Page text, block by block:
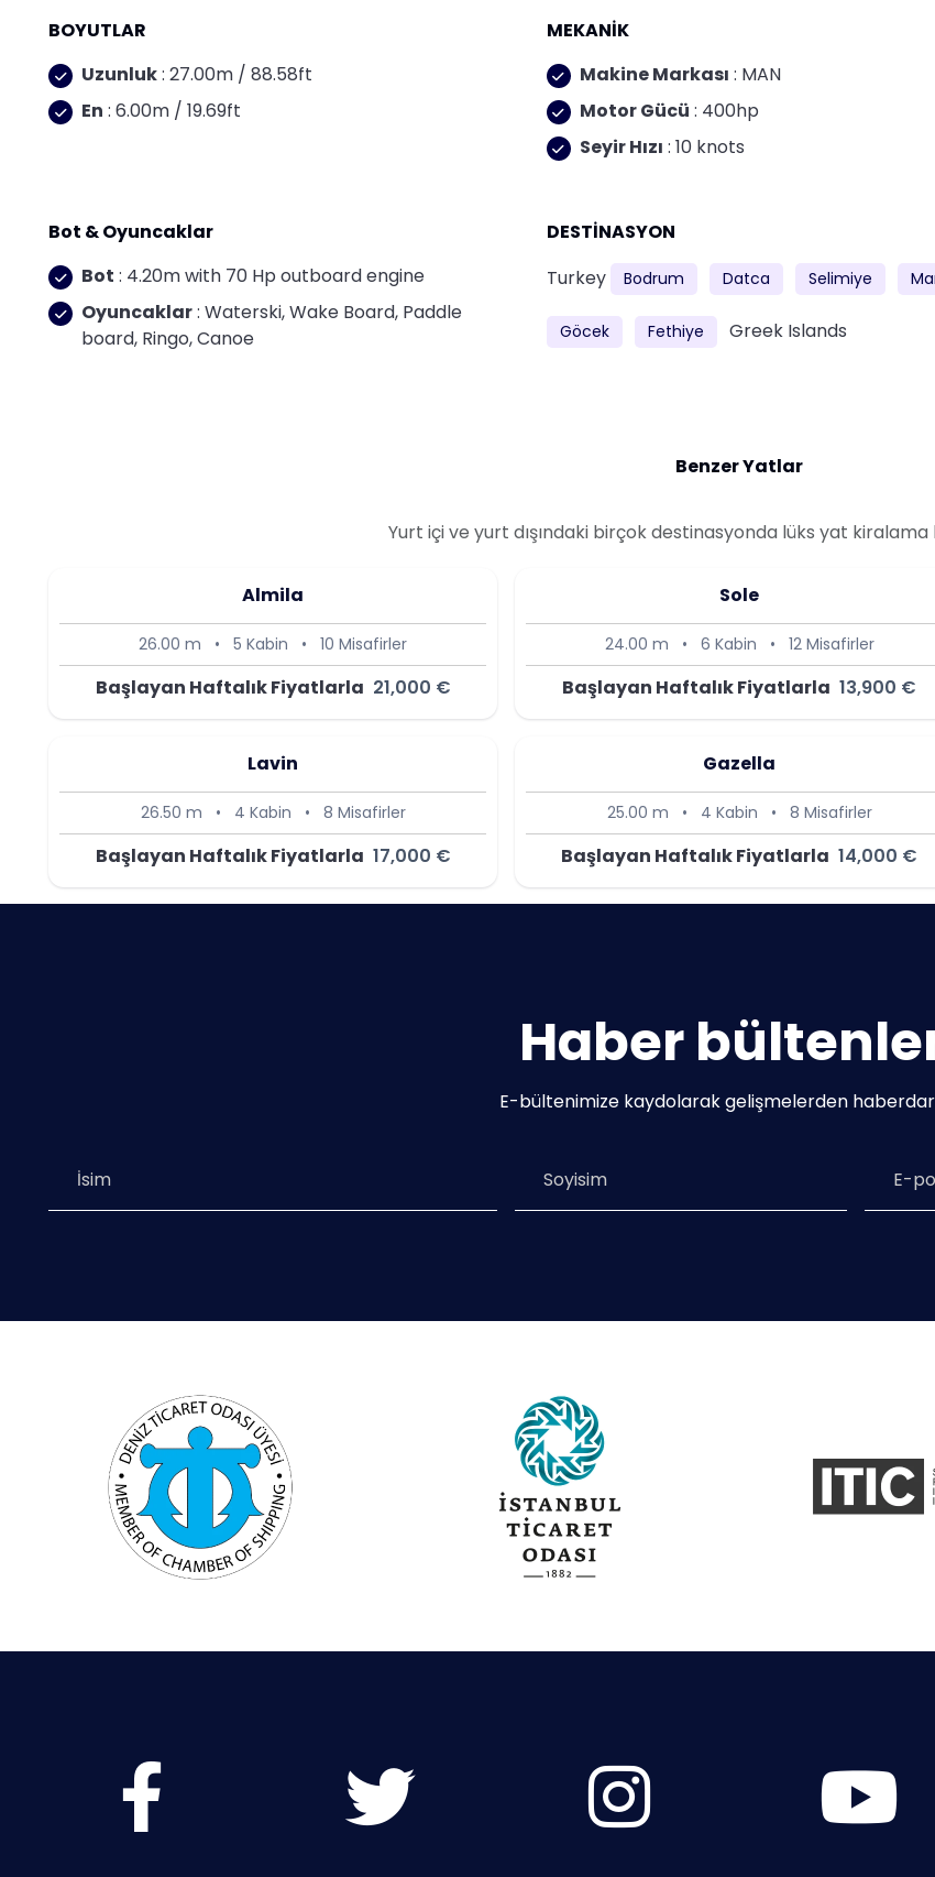
BOYUTLAR
Uzunluk: 27.00m / 88.58ft
En : 6.00m / 19.69ft
MEKANİK
Makine Markası : MAN
Motor Gücü : 400hp
Seyir Hızı : 10 knots
Bot & Oyuncaklar
Bot : 4.20m with 70 Hp outboard engine
Oyuncaklar: Waterski, Wake Board, Paddle
board, Ringo, Canoe
DESTİNASYON
Turkey
Bodrum Datca Selimiye
Göcek Fethiye Greek Islands
Benzer Yatlar
Yurt içi ve yurt dışındaki birçok destinasyonda lüks yat kiralama
Almila
26.00 m • 5 Kabin • 10 Misafirler
Başlayan Haftalık Fiyatlarla 21,000 €
Sole
24.00 m • 6 Kabin • 12 Misafirler
Başlayan Haftalık Fiyatlarla 13,900 €
Lavin
26.50 m • 4 Kabin • 8 Misafirler
Başlayan Haftalık Fiyatlarla 17,000 €
Gazella
25.00 m • 4 Kabin • 8 Misafirler
Başlayan Haftalık Fiyatlarla 14,000 €
Haber
E-bültenimize kaydolarak gelişmelerden